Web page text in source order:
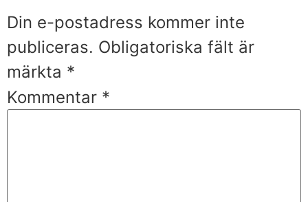
Din e-postadress kommer inte
publiceras. Obligatoriska fält är
märkta *
Kommentar *